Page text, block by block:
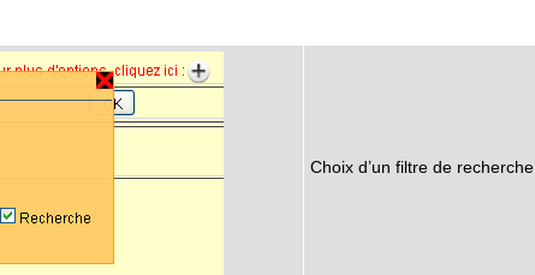
Choix d’un filtre de recherche